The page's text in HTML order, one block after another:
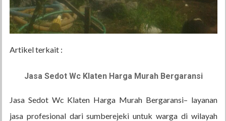
Artikel terkait :
Jasa Sedot Wc Klaten Harga Murah Bergaransi
Jasa Sedot Wc Klaten Harga Murah Bergaransi– layanan
jasa profesional dari sumberejeki untuk warga di wilayah